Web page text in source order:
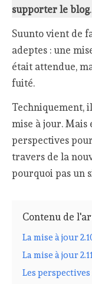
supporter le blog.
Suunto vient de
adeptes : une
était attendue,
fuité.
Techniquement,
mise à jour. Mais
perspectives
travers de la
pourquoi pas un
Contenu de
La mise à jour
La mise à jour
Les